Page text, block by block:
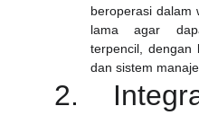
beroperasi dalam
lama agar
terpencil, dengan
dan sistem
2.